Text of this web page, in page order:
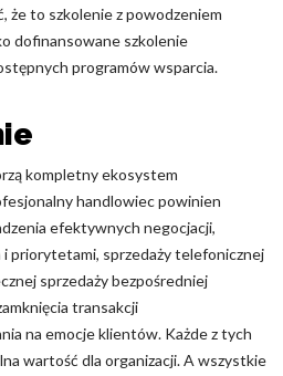
że to szkolenie z powodzeniem
dofinansowane szkolenie
programów wsparcia.
kompletny ekosystem
handlowiec powinien
efektywnych negocjacji,
i priorytetami, sprzedaży telefonicznej
sprzedaży bezpośredniej
transakcji
na emocje klientów. Każde z tych
wartość dla organizacji. A wszystkie